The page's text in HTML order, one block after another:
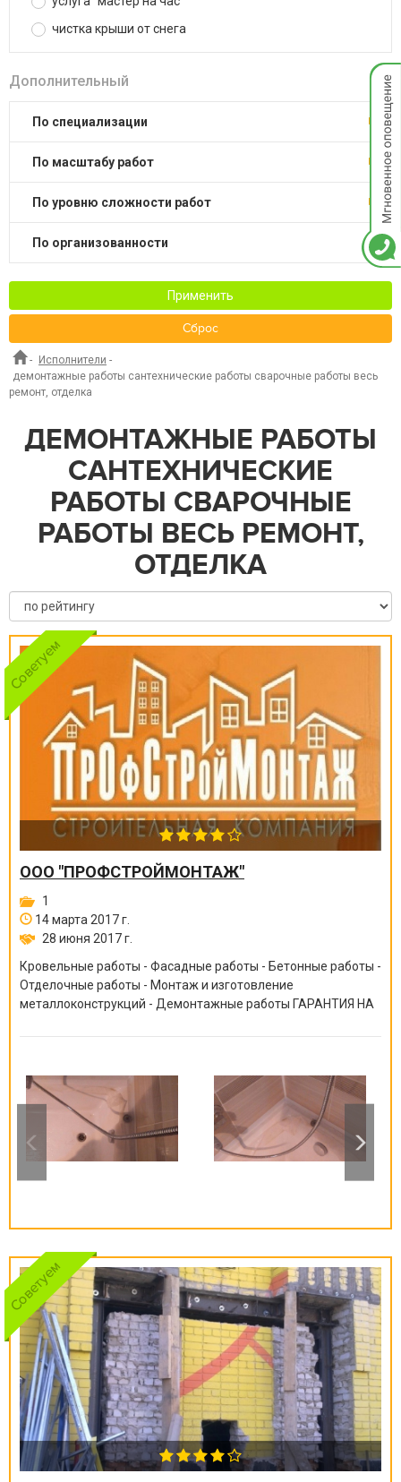
чистка крыши от снега
Дополнительный
по специализации
по масштабу работ
по уровню сложности работ
по организованности
Применить
Сброс
- Исполнители -
демонтажные работы сантехнические работы сварочные работы весь
ремонт, отделка
ДЕМОНТАЖНЫЕ РАБОТЫ
САНТЕХНИЧЕСКИЕ
РАБОТЫ СВАРОЧНЫЕ
РАБОТЫ ВЕСЬ РЕМОНТ,
ОТДЕЛКА
ООО "ПРОФСТРОЙМОНТАЖ"
1
14 марта 2017 г.
28 июня 2017 г.
Кровельные работы - Фасадные работы - Бетонные работы -
Отделочные работы - Монтаж и изготовление
металлоконструкций - Демонтажные работы ГАРАНТИЯ НА